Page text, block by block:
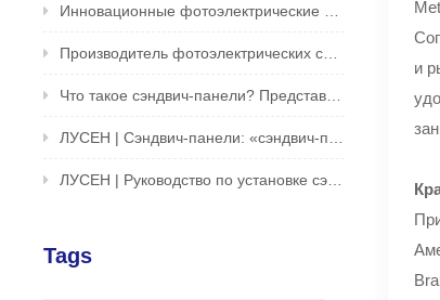
и
Инновационные фотоэлектрические сэндвич-панели для стен от LUSEN (Xiamen) Co., Ltd.
Производитель фотоэлектрических сэндвич-панелей в Китае хорош? Оригинальный производитель LUSEN поддерживает настройку
Что такое сэндвич-панели? Представляем инновационное решение для зданий и сооружений
ЛУСЕН | Сэндвич-панели: «сэндвич-печенье» архитектурного мира
ЛУСЕН | Руководство по установке сэндвич-панели One Second Unlock
Tags